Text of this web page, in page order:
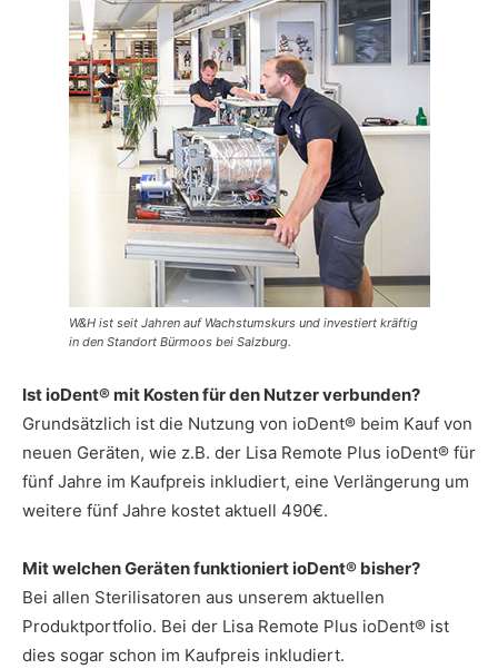
W&H ist seit Jahren auf Wachstumskurs und investiert kräftig
in den Standort Bürmoos bei Salzburg.
Ist ioDent® mit Kosten für den Nutzer verbunden?
Grundsätzlich ist die Nutzung von ioDent® beim Kauf von
neuen Geräten, wie z.B. der Lisa Remote Plus ioDent® für
fünf Jahre im Kaufpreis inkludiert, eine Verlängerung um
weitere fünf Jahre kostet aktuell 490€.
Mit welchen Geräten funktioniert ioDent® bisher?
Bei allen Sterilisatoren aus unserem aktuellen
Produktportfolio. Bei der Lisa Remote Plus ioDent® ist
dies sogar schon im Kaufpreis inkludiert.